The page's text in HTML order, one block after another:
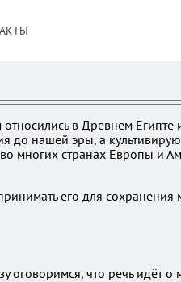
в Древнем Египте
до нашей эры, а
многих странах Европы и
его для сохранения
оговоримся, что речь идёт о